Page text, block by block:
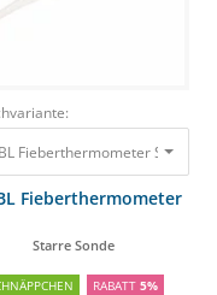
Heu Bedampfen & Waschen
Fieberthermometer Starre
Fieberthermometer
Starre Sonde
RABATT 5%